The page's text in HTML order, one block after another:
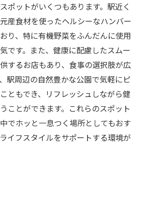
ポットがいくつもあります。駅近く
産食材を使ったヘルシーなハンバー
り、特に有機野菜をふんだんに使用
です。また、健康に配慮したスムー
するお店もあり、食事の選択肢が広
駅周辺の自然豊かな公園で気軽にピ
ともでき、リフレッシュしながら健
ことができます。これらのスポット
でホッと一息つく場所としてもおす
イフスタイルをサポートする環境が